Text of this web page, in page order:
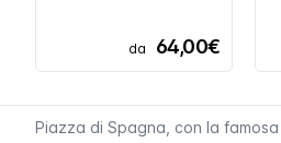
da 64,00€
Piazza di Spagna, con la